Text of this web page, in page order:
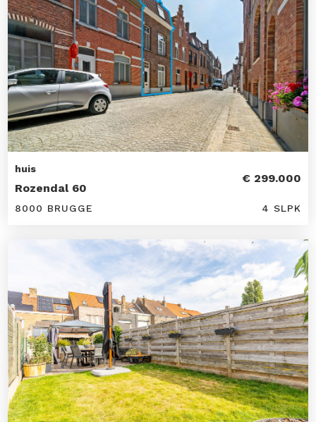
huis
Rozendal 60
€ 299.000
8000 BRUGGE 4 SLPK